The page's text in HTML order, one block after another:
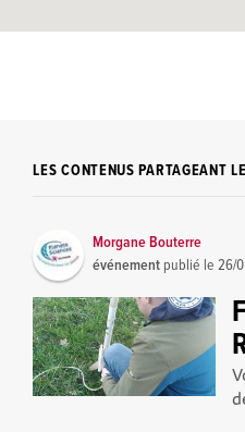
LES CONTENUS PARTAGEANT
Morgane Bouterre
événement publié le26/